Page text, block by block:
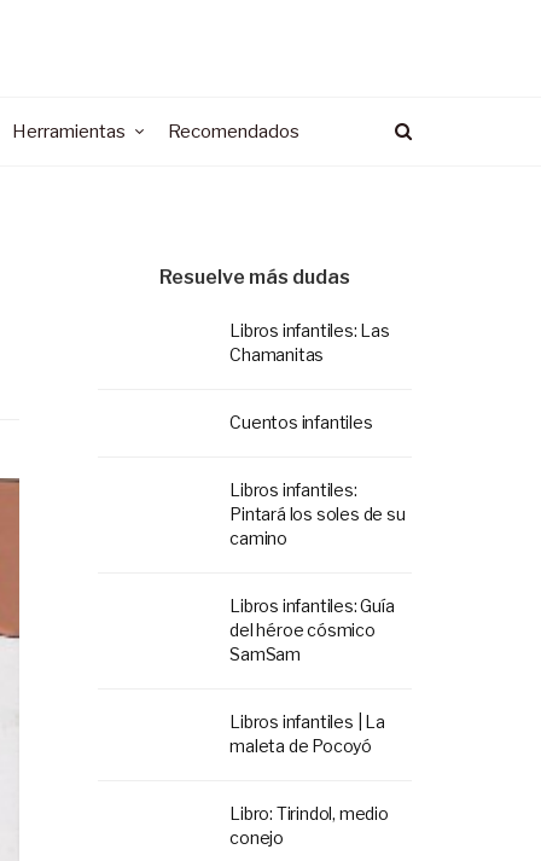
Herramientas Recomendados
Resuelve más dudas
Libros infantiles: Las
Chamanitas
Cuentos infantiles
Libros infantiles:
Pintará los soles de su
camino
Libros infantiles: Guía
del héroe cósmico
SamSam
Libros infantiles | La
maleta de Pocoyó
Libro: Tirindol, medio
conejo